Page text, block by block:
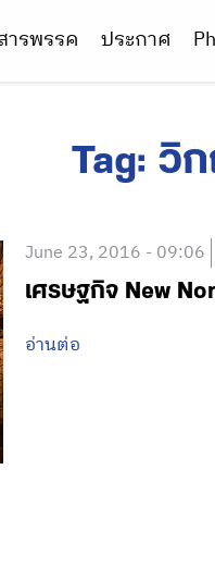
ารพรรค ประกาศ
Tag: วิก
June 23, 2016 - 09:06
เศรษฐกิจ New
อ่านต่อ